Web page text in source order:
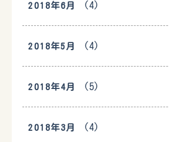
2018年6月 (4)
2018年5月 (4)
2018年4月 (5)
2018年3月 (4)